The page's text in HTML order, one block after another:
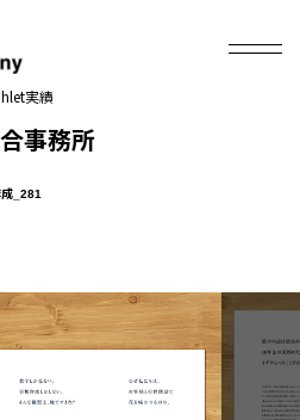
実績
事務所
_281